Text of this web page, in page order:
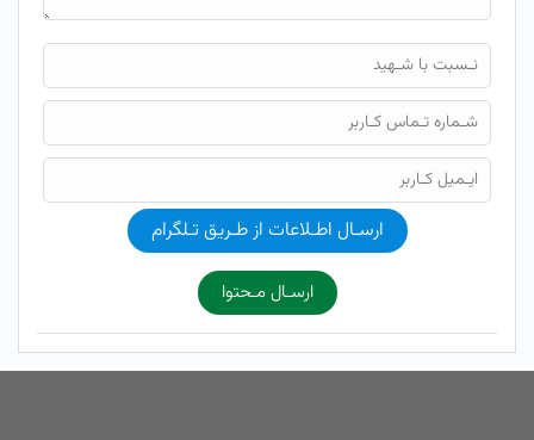
ارسـال اطـلاعات از طـریق تـلگرام
ارسـال مـحتوا